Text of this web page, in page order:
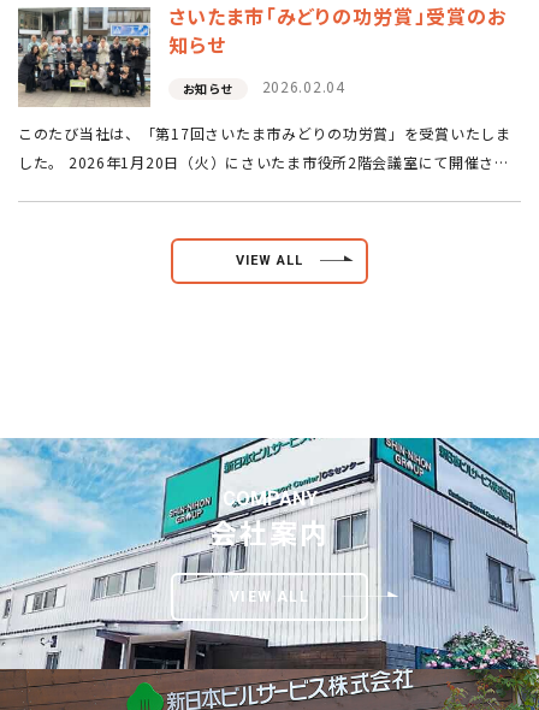
VIEW ALL
さいたま市「みどりの功労賞」受賞のお
知らせ
2026.02.04
お知らせ
このたび当社は、「第17回さいたま市みどりの功労賞」を受賞いたしま
した。 2026年1月20日（火）にさいたま市役所2階会議室にて開催され
COMPANY
会社案内
VIEW ALL